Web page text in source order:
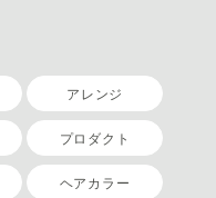
アレンジ
プロダクト
ヘアカラー